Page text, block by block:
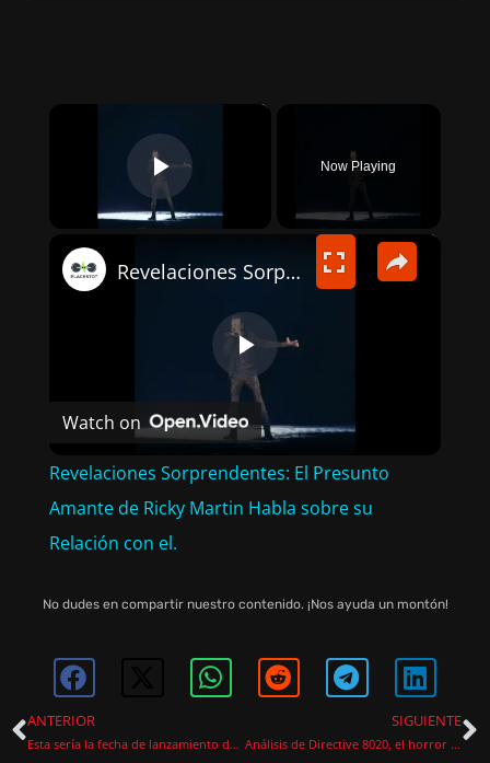
×
PLAY VIDEO
Now Playing
×
P
L
A
Revelaciones Sorprendentes: El Presunto Amante de Ricky Martin Habla sobre su Relación con el.
Watch on
Revelaciones Sorprendentes: El Presunto
Amante de Ricky Martin Habla sobre su
Relación con el.
No dudes en compartir nuestro contenido. ¡Nos ayuda un montón!
ANTERIOR
Esta sería la fecha de lanzamiento de Resonance: a plague tale legacy, según un insider
SIGUIENTE
Análisis de Directive 8020, el horror espacial que quiere ser más de lo que logra